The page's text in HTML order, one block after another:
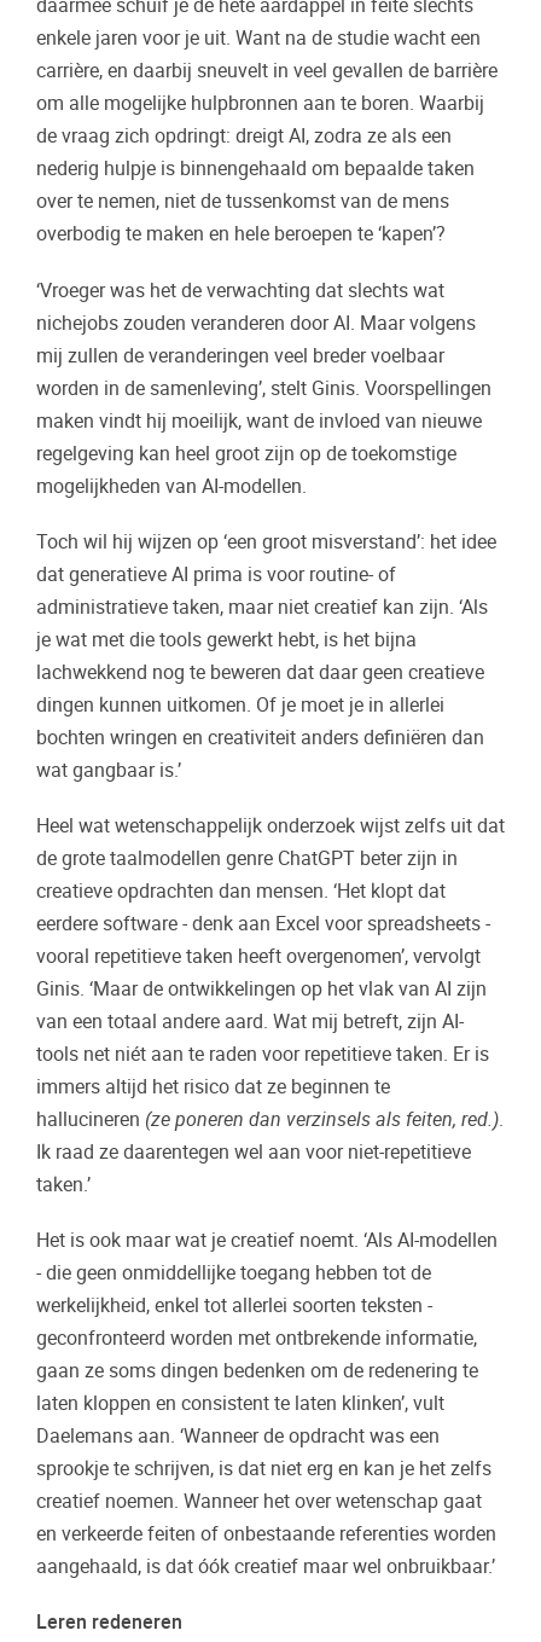
daarmee schuif je de hete aardappel in feite slechts
enkele jaren voor je uit. Want na de studie wacht een
carrière, en daarbij sneuvelt in veel gevallen de barrière
om alle mogelijke hulpbronnen aan te boren. Waarbij
de vraag zich opdringt: dreigt AI, zodra ze als een
nederig hulpje is binnengehaald om bepaalde taken
over te nemen, niet de tussenkomst van de mens
overbodig te maken en hele beroepen te ‘kapen’?
‘Vroeger was het de verwachting dat slechts wat
nichejobs zouden veranderen door AI. Maar volgens
mij zullen de veranderingen veel breder voelbaar
worden in de samenleving’, stelt Ginis. Voorspellingen
maken vindt hij moeilijk, want de invloed van nieuwe
regelgeving kan heel groot zijn op de toekomstige
mogelijkheden van AI-modellen.
Toch wil hij wijzen op ‘een groot misverstand’: het idee
dat generatieve AI prima is voor routine- of
administratieve taken, maar niet creatief kan zijn. ‘Als
je wat met die tools gewerkt hebt, is het bijna
lachwekkend nog te beweren dat daar geen creatieve
dingen kunnen uitkomen. Of je moet je in allerlei
bochten wringen en creativiteit anders definiëren dan
wat gangbaar is.’
Heel wat wetenschappelijk onderzoek wijst zelfs uit dat
de grote taalmodellen genre ChatGPT beter zijn in
creatieve opdrachten dan mensen. ‘Het klopt dat
eerdere software - denk aan Excel voor spreadsheets -
vooral repetitieve taken heeft overgenomen’, vervolgt
Ginis. ‘Maar de ontwikkelingen op het vlak van AI zijn
van een totaal andere aard. Wat mij betreft, zijn AI-
tools net niét aan te raden voor repetitieve taken. Er is
immers altijd het risico dat ze beginnen te
hallucineren (ze poneren dan verzinsels als feiten, red.).
Ik raad ze daarentegen wel aan voor niet-repetitieve
taken.’
Het is ook maar wat je creatief noemt. ‘Als AI-modellen
- die geen onmiddellijke toegang hebben tot de
werkelijkheid, enkel tot allerlei soorten teksten -
geconfronteerd worden met ontbrekende informatie,
gaan ze soms dingen bedenken om de redenering te
laten kloppen en consistent te laten klinken’, vult
Daelemans aan. ‘Wanneer de opdracht was een
sprookje te schrijven, is dat niet erg en kan je het zelfs
creatief noemen. Wanneer het over wetenschap gaat
en verkeerde feiten of onbestaande referenties worden
aangehaald, is dat óók creatief maar wel onbruikbaar.’
Leren redeneren